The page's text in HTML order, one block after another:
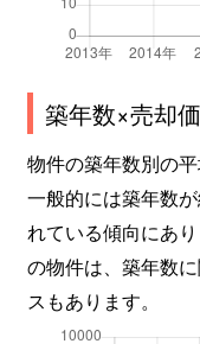
築年数×売却
物件の築年数別の
一般的には築年数
れている傾向にあ
の物件は、築年数
スもあります。